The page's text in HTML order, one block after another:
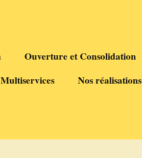
Ouverture et Consolidation
Multiservices Nos réalisations